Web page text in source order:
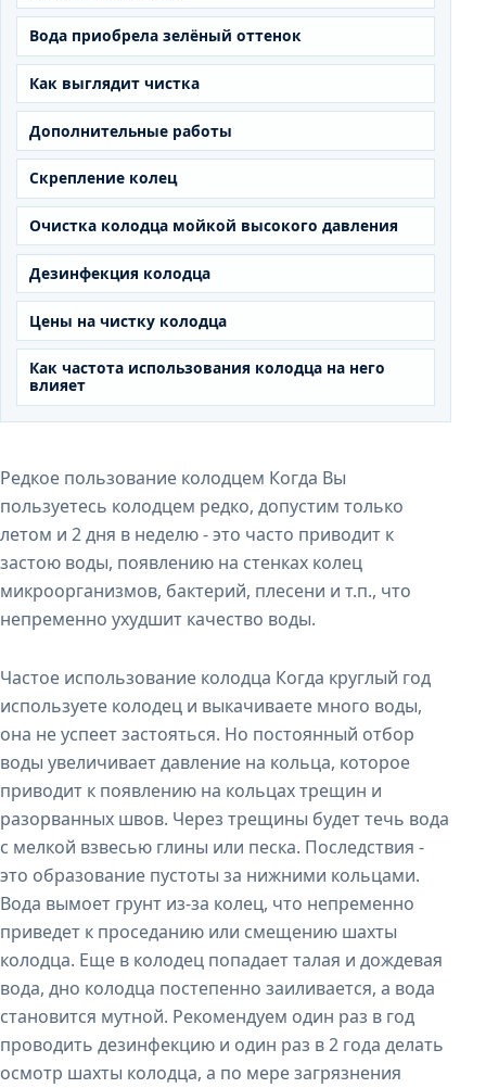
Вода приобрела зелёный оттенок
Как выглядит чистка
Дополнительные работы
Скрепление колец
Очистка колодца мойкой высокого давления
Дезинфекция колодца
Цены на чистку колодца
Как частота использования колодца на него
влияет
Редкое пользование колодцем Когда Вы
пользуетесь колодцем редко, допустим только
летом и 2 дня в неделю - это часто приводит к
застою воды, появлению на стенках колец
микроорганизмов, бактерий, плесени и т.п., что
непременно ухудшит качество воды.
Частое использование колодца Когда круглый год
используете колодец и выкачиваете много воды,
она не успеет застояться. Но постоянный отбор
воды увеличивает давление на кольца, которое
приводит к появлению на кольцах трещин и
разорванных швов. Через трещины будет течь вода
с мелкой взвесью глины или песка. Последствия -
это образование пустоты за нижними кольцами.
Вода вымоет грунт из-за колец, что непременно
приведет к проседанию или смещению шахты
колодца. Еще в колодец попадает талая и дождевая
вода, дно колодца постепенно заиливается, а вода
становится мутной. Рекомендуем один раз в год
проводить дезинфекцию и один раз в 2 года делать
осмотр шахты колодца, а по мере загрязнения